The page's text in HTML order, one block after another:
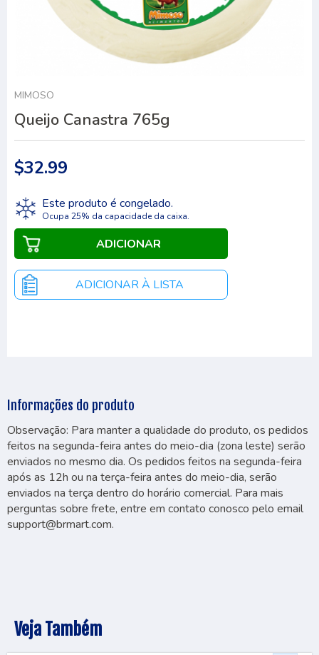
MIMOSO
Queijo Canastra 765g
$32.99
Este produto é congelado.
Ocupa 25% da capacidade da caixa.
Informações do produto
Observação: Para manter a qualidade do produto, os pedidos
feitos na segunda-feira antes do meio-dia (zona leste) serão
enviados no mesmo dia. Os pedidos feitos na segunda-feira
após as 12h ou na terça-feira antes do meio-dia, serão
enviados na terça dentro do horário comercial. Para mais
perguntas sobre frete, entre em contato conosco pelo email
support@brmart.com.
Veja Também